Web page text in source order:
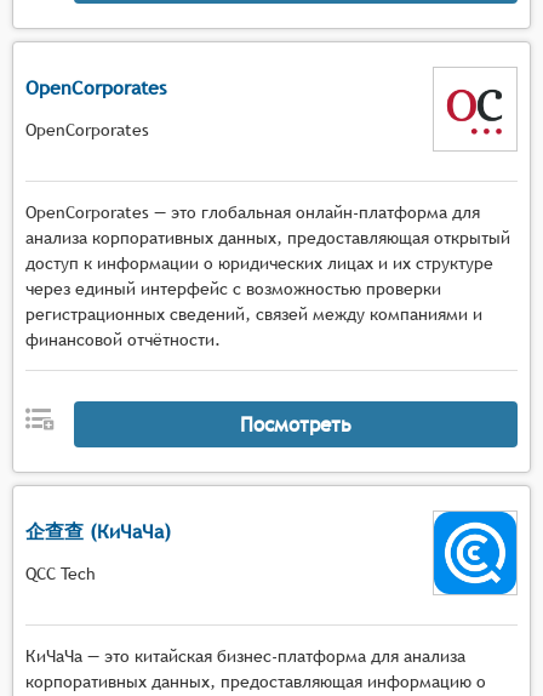
OpenCorporates
OpenCorporates
OpenCorporates — это глобальная онлайн-платформа для
анализа корпоративных данных, предоставляющая открытый
доступ к информации о юридических лицах и их структуре
через единый интерфейс с возможностью проверки
регистрационных сведений, связей между компаниями и
финансовой отчётности.
Посмотреть
企查查 (КиЧаЧа)
QCC Tech
КиЧаЧа — это китайская бизнес-платформа для анализа
корпоративных данных, предоставляющая информацию о